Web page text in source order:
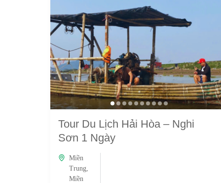
Tour Du Lịch Hải Hòa – Nghi
Sơn 1 Ngày
Miền
Trung
Miền